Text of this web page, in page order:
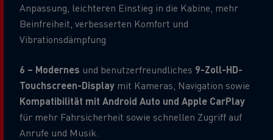
Anpassung, leichteren Einstieg in die Kabine, mehr
Beinfreiheit, verbesserten Komfort und
Vibrationsdämpfung
6 – Modernes und benutzerfreundliches 9-Zoll-HD-
Touchscreen-Display mit Kameras, Navigation sowie
Kompatibilität mit Android Auto und Apple CarPlay
für mehr Fahrsicherheit sowie schnellen Zugriff auf
Anrufe und Musik.